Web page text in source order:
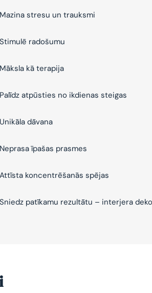
Mazina stresu un trauksmi
Stimulē radošumu
Māksla kā terapija
Palīdz atpūsties no ikdienas steigas
Unikāla dāvana
Neprasa īpašas prasmes
Attīsta koncentrēšanās spējas
Sniedz patīkamu rezultātu – interjera